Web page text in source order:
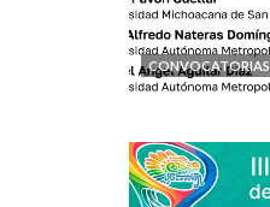
CONVOCATORIAS